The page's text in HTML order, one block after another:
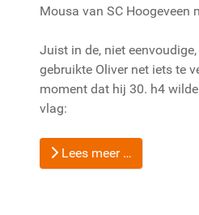
Mousa van SC Hoogeveen
Juist in de, niet eenvoudige,
gebruikte Oliver net iets te
moment dat hij 30. h4
vlag:
Lees meer …